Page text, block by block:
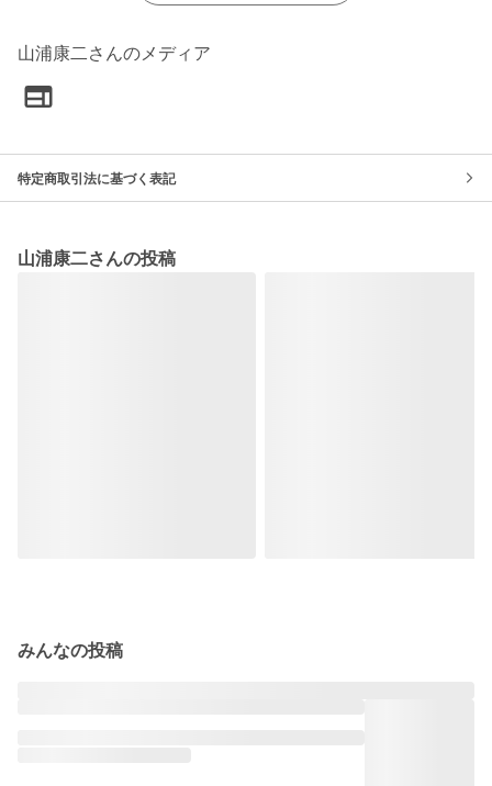
山浦康二さんのメディア
特定商取引法に基づく表記
山浦康二さんの投稿
みんなの投稿